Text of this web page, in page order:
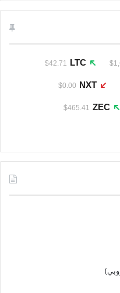
LTC
$42.71
NXT
$0.00
ZEC
$465.41